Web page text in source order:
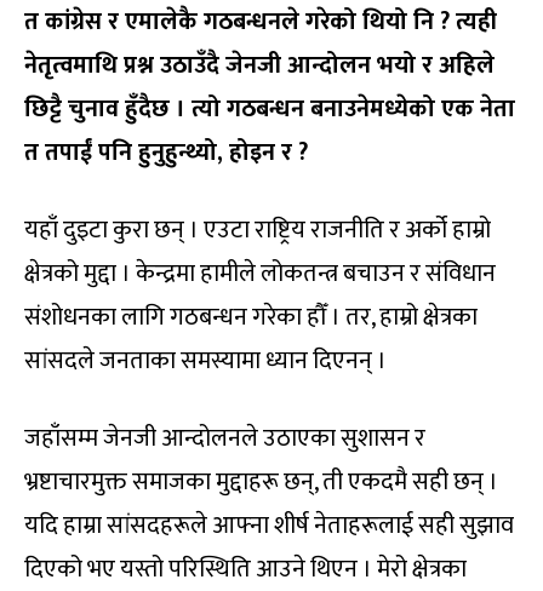
त कांग्रेस र एमालेकै गठबन्धनले गरेको थियो नि ? त्यही
नेतृत्वमाथि प्रश्न उठाउँदै जेनजी आन्दोलन भयो र अहिले
छिट्टै चुनाव हुँदैछ । त्यो गठबन्धन बनाउनेमध्येको एक नेता
त तपाईं पनि हुनुहुन्थ्यो, होइन र ?
यहाँ दुइटा कुरा छन् । एउटा राष्ट्रिय राजनीति र अर्को हाम्रो
क्षेत्रको मुद्दा । केन्द्रमा हामीले लोकतन्त्र बचाउन र संविधान
संशोधनका लागि गठबन्धन गरेका हौँ । तर, हाम्रो क्षेत्रका
सांसदले जनताका समस्यामा ध्यान दिएनन् ।
जहाँसम्म जेनजी आन्दोलनले उठाएका सुशासन र
भ्रष्टाचारमुक्त समाजका मुद्दाहरू छन्, ती एकदमै सही छन् ।
यदि हाम्रा सांसदहरूले आफ्ना शीर्ष नेताहरूलाई सही सुझाव
दिएको भए यस्तो परिस्थिति आउने थिएन । मेरो क्षेत्रका